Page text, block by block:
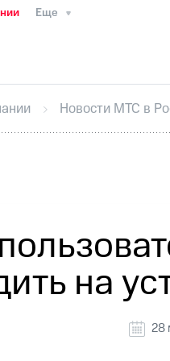
Еще
Интервью
секретарь
кабинет акционера
Новости МТС в
на
28